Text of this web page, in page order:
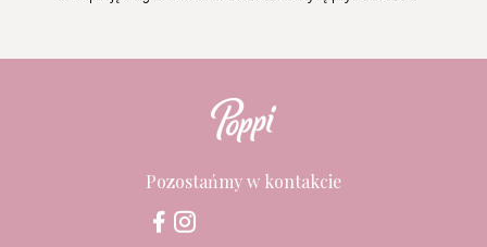
Pozostańmy w kontakcie